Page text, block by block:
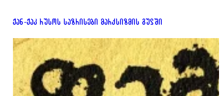
ჟან-ჟაკ რუსოს საზრისები მარქსიზმის გულში